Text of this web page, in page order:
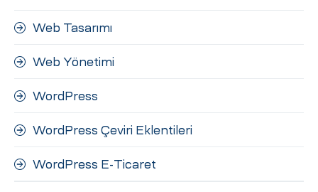
Web Tasarımı
Web Yönetimi
WordPress
WordPress Çeviri Eklentileri
WordPress E-Ticaret